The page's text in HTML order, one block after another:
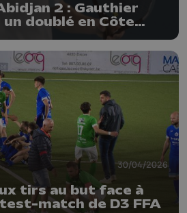
2 : Gauthier
doublé en Côte
30/04/2026
tirs au but face à
match de D3 FFA